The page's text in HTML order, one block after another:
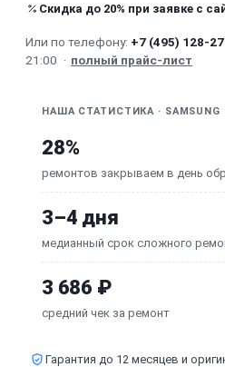
Неисправна плата
Скидка до 20% при заявке с
Или по телефону: +7 (495) 128-
21:00 · полный прайс-лист
НАША СТАТИСТИКА · SAMSUNG
28%
ремонтов закрываем в день
3–4 дня
медианный срок сложного
3 686 ₽
средний чек за ремонт
Гарантия до 12 месяцев и